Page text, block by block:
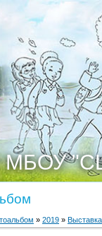
МБОУ
» 2019 »